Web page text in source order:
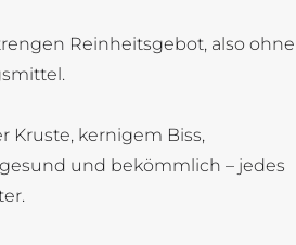
und Frische sind garantiert
Reinheitsgebot, also ohne
Kruste, kernigem Biss,
und bekömmlich – jedes